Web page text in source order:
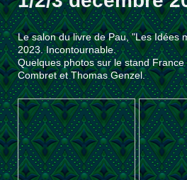
Le salon du livre de Pau, "Les Idées
2023. Incontournable.
Quelques photos sur le stand
Combret et Thomas Genzel.